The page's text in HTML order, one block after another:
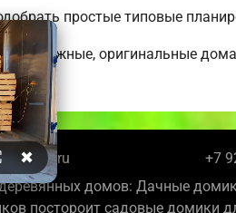
простые типовые
надежные, оригинальные
+7
домов: Дачные
постороит садовые домики
✖